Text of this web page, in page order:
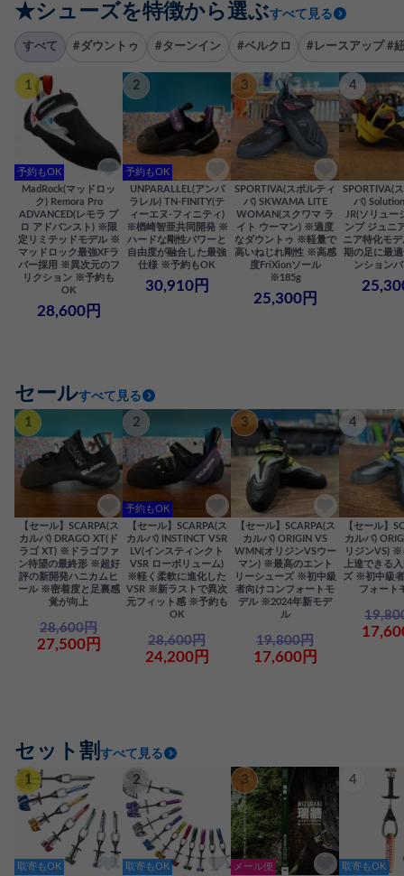
★シューズを特徴から選ぶすべて見る
すべて #ダウントゥ #ターンイン #ベルクロ #レースアップ #
1
予約もOK
MadRock(マッドロッ
ク) Remora Pro
ADVANCED(レモラ プ
ロ アドバンスト) ※限
定リミテッドモデル ※
マッドロック最強XFラ
バー採用 ※異次元のフ
リクション ※予約も
OK
28,600円
2
予約もOK
UNPARALLEL(アンパ
ラレル) TN-FINITY(テ
ィーエヌ-フィニティ)
※楢崎智亜共同開発 ※
ハードな剛性パワーと
自由度が融合した最強
仕様 ※予約もOK
30,910円
3
SPORTIVA(スポルティ
バ) SKWAMA LITE
WOMAN(スクワマ ラ
イト ウーマン) ※適度
なダウントゥ ※軽量で
高いねじれ剛性 ※高感
度FriXionソール
※185g
25,300円
4
SPORTIVA(
バ)
JR(ソリュー
ンプ ジュニ
ニア特化モ
期の足に最
ンション
セールすべて見る
1
【セール】SCARPA(ス
カルパ) DRAGO XT(ド
ラゴ XT) ※ドラゴファ
ン待望の最終形 ※超好
評の新開発ハニカムヒ
ール ※密着度と足裏感
覚が向上
28,600円
27,500円
2
予約もOK
【セール】SCARPA(ス
カルパ) INSTINCT VSR
LV(インスティンクト
VSR ローボリューム)
※軽く柔軟に進化した
VSR ※新ラストで異次
元フィット感 ※予約も
OK
28,600円
24,200円
3
【セール】SCARPA(ス
カルパ) ORIGIN VS
WMN(オリジンVSウー
マン) ※最高のエント
リーシューズ ※初中級
者向けコンフォートモ
デル ※2024年新モデ
ル
19,800円
17,600円
4
【セール】
カルパ)
リジンVS) ※
上達できる
ズ ※初中級
フォート
セット割 すべて見る
1
取寄もOK
2
取寄もOK
3
メール便
4
取寄もOK